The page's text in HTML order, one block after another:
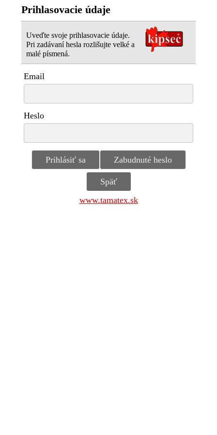
Prihlasovacie údaje
Uveďte svoje prihlasovacie údaje.
Pri zadávaní hesla rozlišujte velké a
malé písmená.
Email
Heslo
www.tamatex.sk